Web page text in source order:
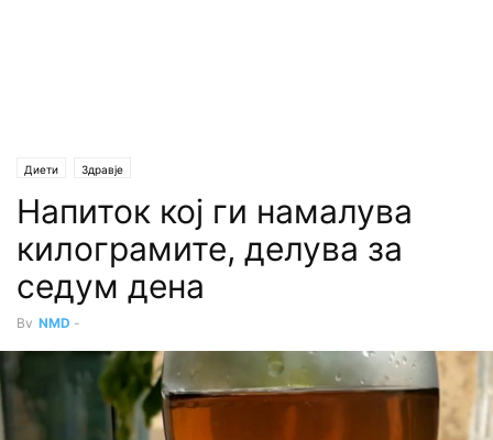
Диети Здравје
Напиток кој ги намалува
килограмите, делува за
седум дена
By NMD -